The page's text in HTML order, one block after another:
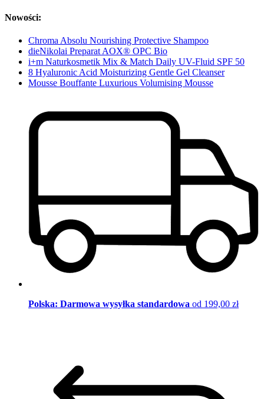
Nowości:
Chroma Absolu Nourishing Protective Shampoo
dieNikolai Preparat AOX® OPC Bio
i+m Naturkosmetik Mix & Match Daily UV-Fluid SPF 50
8 Hyaluronic Acid Moisturizing Gentle Gel Cleanser
Mousse Bouffante Luxurious Volumising Mousse
Polska: Darmowa wysyłka standardowa od 199,00 zł